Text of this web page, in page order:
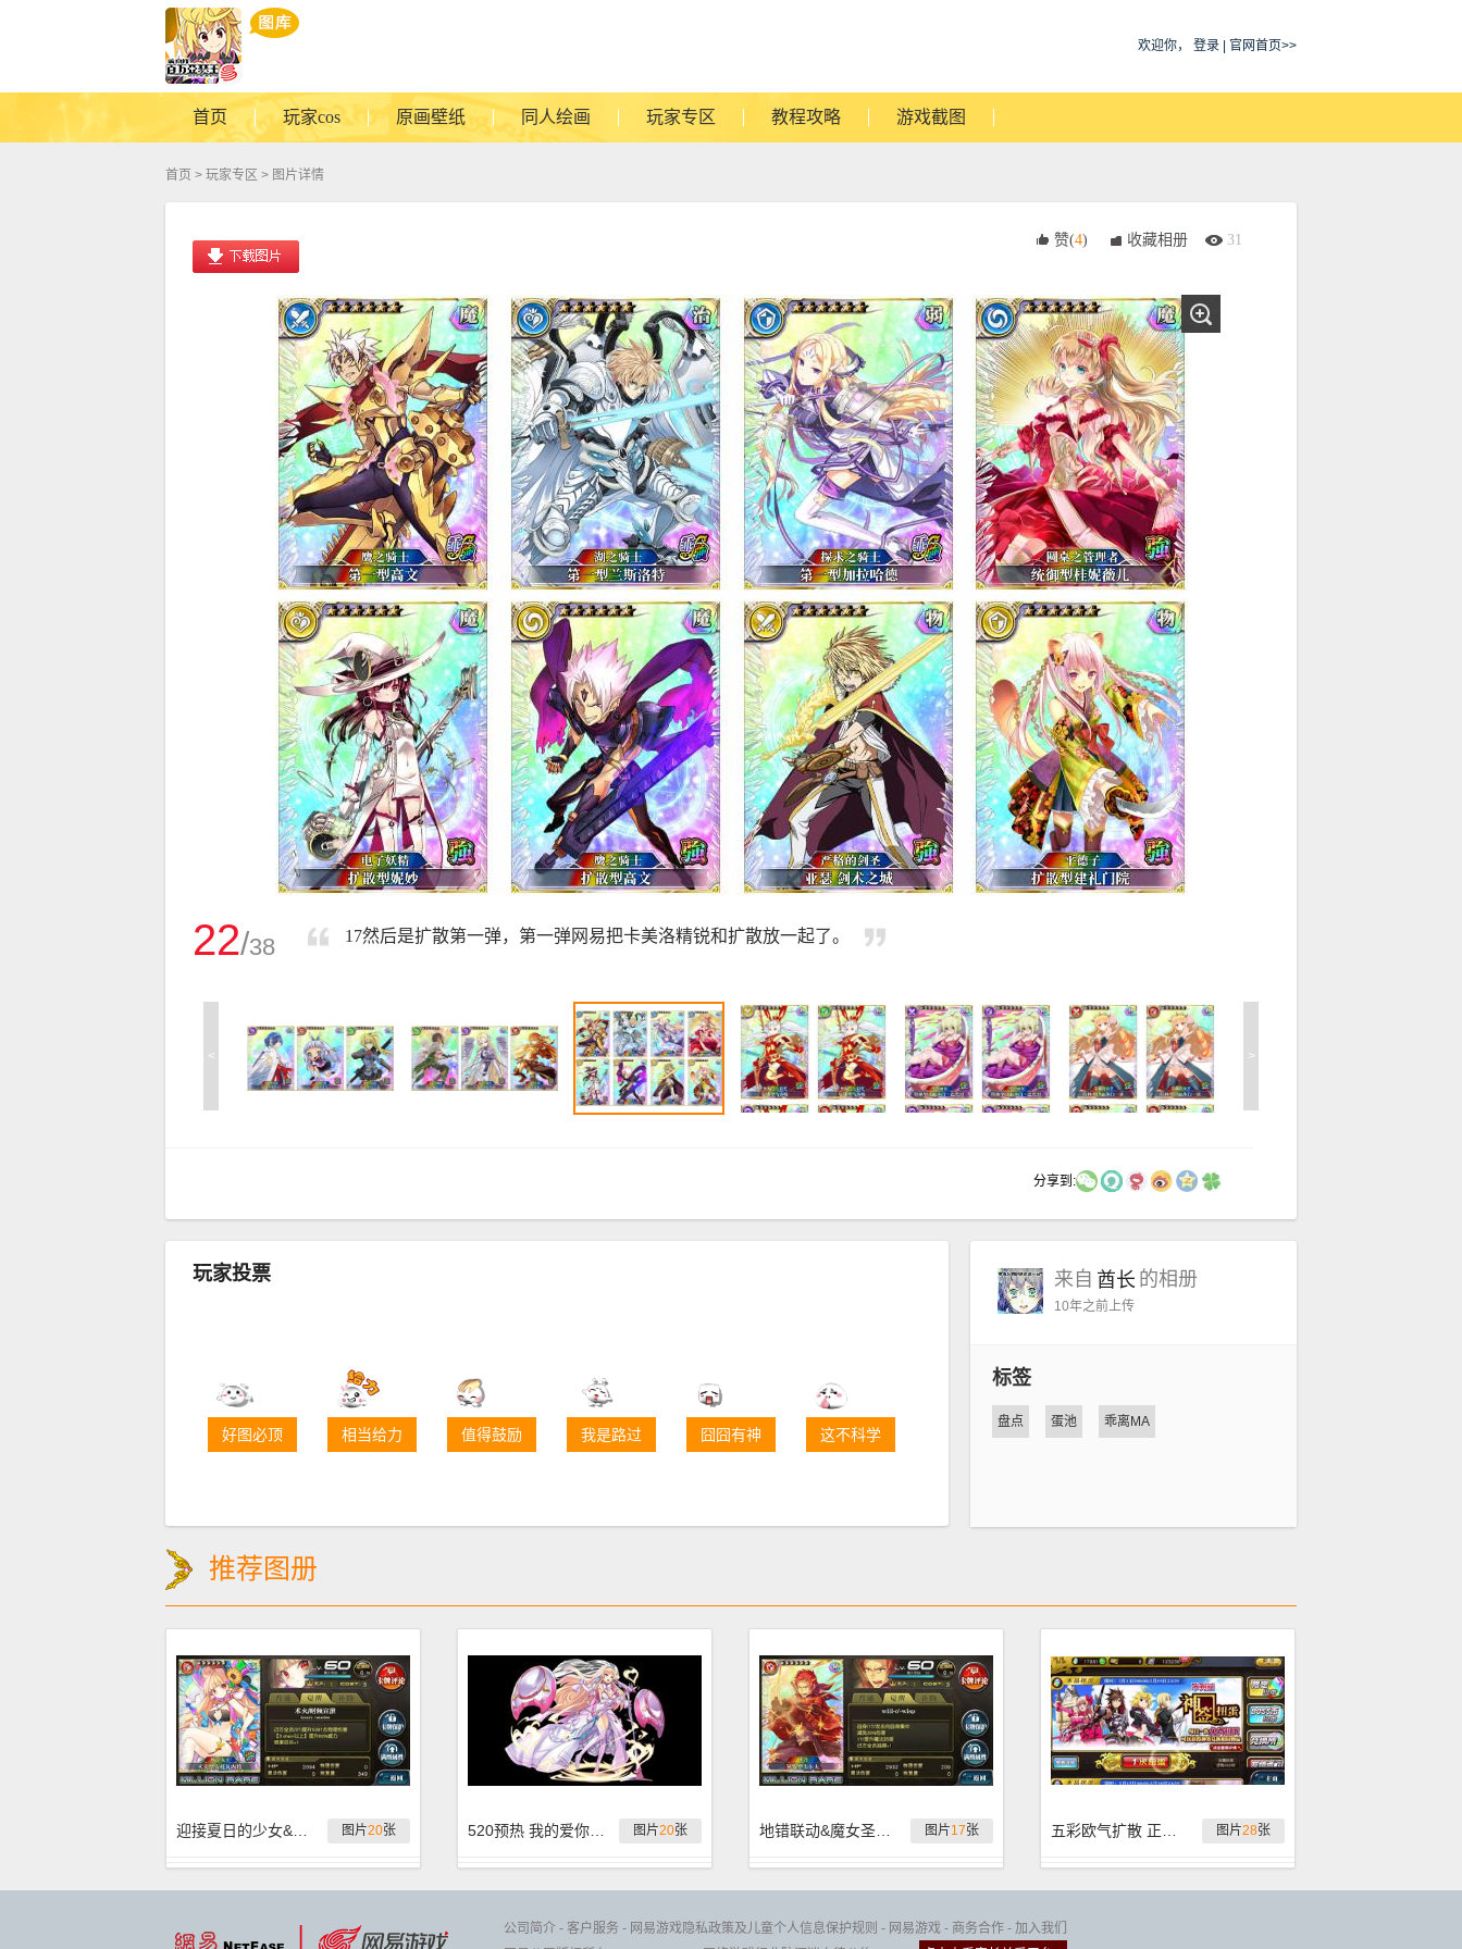
欢迎你， 登录 官网首页>>
首页 玩家cos 原画壁纸 同人绘画 玩家专区 教程攻略 游戏截图
首页 > 玩家专区 > 图片详情
赞(4) 收藏相册 31
22/38 17然后是扩散第一弹，第一弹网易把卡美洛精锐和扩散放一起了。
< >
分享到:
玩家投票
好图必顶 相当给力 值得鼓励 我是路过 囧囧有神 这不科学
来自 酋长 的相册
10年之前上传
标签
盘点 蛋池 乖离MA
推荐图册
图片20张 图片20张 图片17张 图片28张
公司简介 - 客户服务 - 网易游戏隐私政策及儿童个人信息保护规则 - 网易游戏 - 商务合作 - 加入我们